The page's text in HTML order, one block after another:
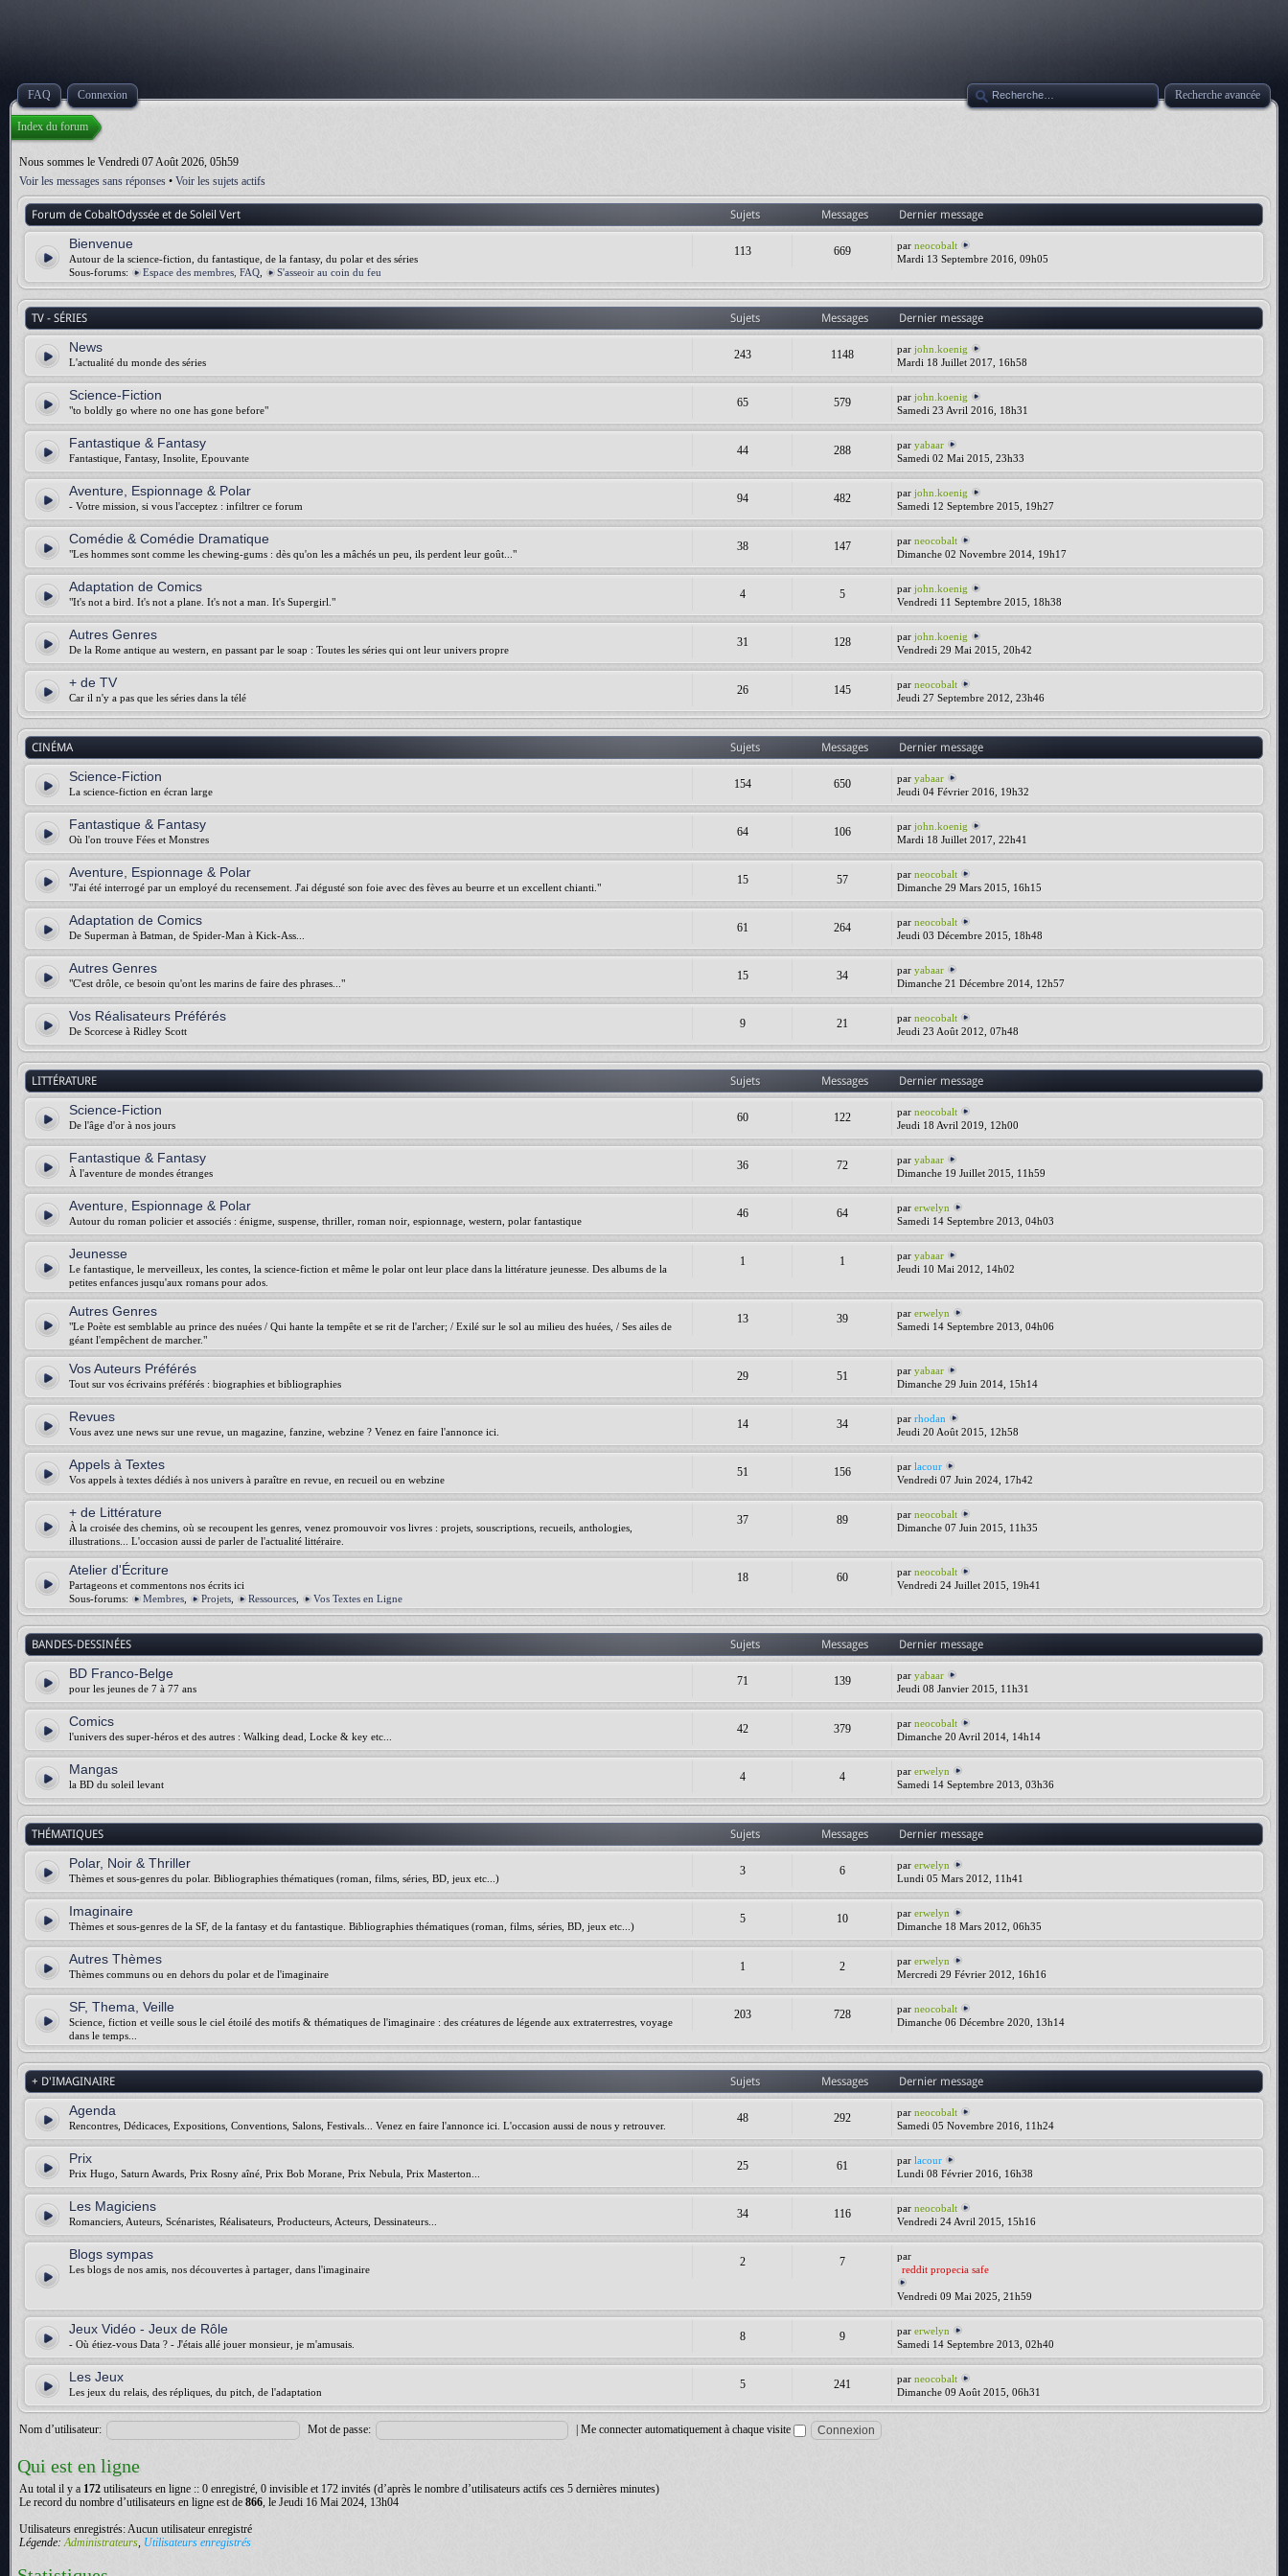
FAQ Connexion Recherche avancée
Index du forum
Nous sommes le Vendredi 07 Août 2026, 05h59
Voir les messages sans réponses • Voir les sujets actifs
Forum de CobaltOdyssée et de Soleil Vert Sujets Messages Dernier message
Bienvenue
Autour de la science-fiction, du fantastique, de la fantasy, du polar et des séries
Sous-forums:
Espace des membres, FAQ S'asseoir au coin du feu
113 669 parneocobalt
Mardi 13 Septembre 2016, 09h05
TV - SÉRIES Sujets Messages Dernier message
News
L'actualité du monde des séries
243 1148 parjohn.koenig
Mardi 18 Juillet 2017, 16h58
Science-Fiction
"to boldly go where no one has gone before"
65 579 parjohn.koenig
Samedi 23 Avril 2016, 18h31
Fantastique & Fantasy
Fantastique, Fantasy, Insolite, Epouvante
44 288 paryabaar
Samedi 02 Mai 2015, 23h33
Aventure, Espionnage & Polar
- Votre mission, si vous l'acceptez : infiltrer ce forum
94 482 parjohn.koenig
Samedi 12 Septembre 2015, 19h27
Comédie & Comédie Dramatique
"Les hommes sont comme les chewing-gums : dès qu'on les a mâchés un peu, ils perdent leur goût..."
38 147 parneocobalt
Dimanche 02 Novembre 2014, 19h17
Adaptation de Comics
"It's not a bird. It's not a plane. It's not a man. It's Supergirl."
4 5 parjohn.koenig
Vendredi 11 Septembre 2015, 18h38
Autres Genres
De la Rome antique au western, en passant par le soap : Toutes les séries qui ont leur univers propre
31 128 parjohn.koenig
Vendredi 29 Mai 2015, 20h42
+ de TV
Car il n'y a pas que les séries dans la télé
26 145 parneocobalt
Jeudi 27 Septembre 2012, 23h46
CINÉMA Sujets Messages Dernier message
Science-Fiction
La science-fiction en écran large
154 650 paryabaar
Jeudi 04 Février 2016, 19h32
Fantastique & Fantasy
Où l'on trouve Fées et Monstres
64 106 parjohn.koenig
Mardi 18 Juillet 2017, 22h41
Aventure, Espionnage & Polar
"J'ai été interrogé par un employé du recensement. J'ai dégusté son foie avec des fèves au beurre et un excellent chianti."
15 57 parneocobalt
Dimanche 29 Mars 2015, 16h15
Adaptation de Comics
De Superman à Batman, de Spider-Man à Kick-Ass...
61 264 parneocobalt
Jeudi 03 Décembre 2015, 18h48
Autres Genres
"C'est drôle, ce besoin qu'ont les marins de faire des phrases..."
15 34 paryabaar
Dimanche 21 Décembre 2014, 12h57
Vos Réalisateurs Préférés
De Scorcese à Ridley Scott
9 21 parneocobalt
Jeudi 23 Août 2012, 07h48
LITTÉRATURE Sujets Messages Dernier message
Science-Fiction
De l'âge d'or à nos jours
60 122 parneocobalt
Jeudi 18 Avril 2019, 12h00
Fantastique & Fantasy
À l'aventure de mondes étranges
36 72 paryabaar
Dimanche 19 Juillet 2015, 11h59
Aventure, Espionnage & Polar
Autour du roman policier et associés : énigme, suspense, thriller, roman noir, espionnage, western, polar fantastique
46 64 parerwelyn
Samedi 14 Septembre 2013, 04h03
Jeunesse
Le fantastique, le merveilleux, les contes, la science-fiction et même le polar ont leur place dans la littérature jeunesse. Des albums de la
petites enfances jusqu'aux romans pour ados.
1 1 paryabaar
Jeudi 10 Mai 2012, 14h02
Autres Genres
"Le Poète est semblable au prince des nuées / Qui hante la tempête et se rit de l'archer; / Exilé sur le sol au milieu des huées, / Ses ailes de
géant l'empêchent de marcher."
13 39 parerwelyn
Samedi 14 Septembre 2013, 04h06
Vos Auteurs Préférés
Tout sur vos écrivains préférés : biographies et bibliographies
29 51 paryabaar
Dimanche 29 Juin 2014, 15h14
Revues
Vous avez une news sur une revue, un magazine, fanzine, webzine ? Venez en faire l'annonce ici.
14 34 parrhodan
Jeudi 20 Août 2015, 12h58
Appels à Textes
Vos appels à textes dédiés à nos univers à paraître en revue, en recueil ou en webzine
51 156 parlacour
Vendredi 07 Juin 2024, 17h42
+ de Littérature
À la croisée des chemins, où se recoupent les genres, venez promouvoir vos livres : projets, souscriptions, recueils, anthologies,
illustrations... L'occasion aussi de parler de l'actualité littéraire.
37 89 parneocobalt
Dimanche 07 Juin 2015, 11h35
Atelier d'Écriture
Partageons et commentons nos écrits ici
Sous-forums:
Membres Projets Ressources Vos Textes en Ligne
18 60 parneocobalt
Vendredi 24 Juillet 2015, 19h41
BANDES-DESSINÉES Sujets Messages Dernier message
BD Franco-Belge
pour les jeunes de 7 à 77 ans
71 139 paryabaar
Jeudi 08 Janvier 2015, 11h31
Comics
l'univers des super-héros et des autres : Walking dead, Locke & key etc...
42 379 parneocobalt
Dimanche 20 Avril 2014, 14h14
Mangas
la BD du soleil levant
4 4 parerwelyn
Samedi 14 Septembre 2013, 03h36
THÉMATIQUES Sujets Messages Dernier message
Polar, Noir & Thriller
Thèmes et sous-genres du polar. Bibliographies thématiques (roman, films, séries, BD, jeux etc...)
3 6 parerwelyn
Lundi 05 Mars 2012, 11h41
Imaginaire
Thèmes et sous-genres de la SF, de la fantasy et du fantastique. Bibliographies thématiques (roman, films, séries, BD, jeux etc...)
5 10 parerwelyn
Dimanche 18 Mars 2012, 06h35
Autres Thèmes
Thèmes communs ou en dehors du polar et de l'imaginaire
1 2 parerwelyn
Mercredi 29 Février 2012, 16h16
SF, Thema, Veille
Science, fiction et veille sous le ciel étoilé des motifs & thématiques de l'imaginaire : des créatures de légende aux extraterrestres, voyage
dans le temps...
203 728 parneocobalt
Dimanche 06 Décembre 2020, 13h14
+ D'IMAGINAIRE Sujets Messages Dernier message
Agenda
Rencontres, Dédicaces, Expositions, Conventions, Salons, Festivals... Venez en faire l'annonce ici. L'occasion aussi de nous y retrouver.
48 292 parneocobalt
Samedi 05 Novembre 2016, 11h24
Prix
Prix Hugo, Saturn Awards, Prix Rosny aîné, Prix Bob Morane, Prix Nebula, Prix Masterton...
25 61 parlacour
Lundi 08 Février 2016, 16h38
Les Magiciens
Romanciers, Auteurs, Scénaristes, Réalisateurs, Producteurs, Acteurs, Dessinateurs...
34 116 parneocobalt
Vendredi 24 Avril 2015, 15h16
Blogs sympas
Les blogs de nos amis, nos découvertes à partager, dans l'imaginaire
2 7
par
reddit propecia safe
Vendredi 09 Mai 2025, 21h59
Jeux Vidéo - Jeux de Rôle
- Où étiez-vous Data ? - J'étais allé jouer monsieur, je m'amusais.
8 9 parerwelyn
Samedi 14 Septembre 2013, 02h40
Les Jeux
Les jeux du relais, des répliques, du pitch, de l'adaptation
5 241 parneocobalt
Dimanche 09 Août 2015, 06h31
Nom d’utilisateur: Mot de passe: |Me connecter automatiquement à chaque visite
Qui est en ligne
Au total il y a 172 utilisateurs en ligne :: 0 enregistré, 0 invisible et 172 invités (d’après le nombre d’utilisateurs actifs ces 5 dernières minutes)
Le record du nombre d’utilisateurs en ligne est de 866, le Jeudi 16 Mai 2024, 13h04
Utilisateurs enregistrés: Aucun utilisateur enregistré
Légende:Administrateurs, Utilisateurs enregistrés